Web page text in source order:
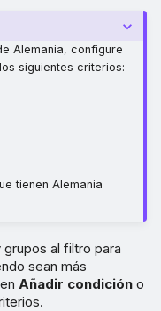
Alemania, configure
siguientes criterios:
tienen Alemania
al filtro para
sean más
Añadir condición o